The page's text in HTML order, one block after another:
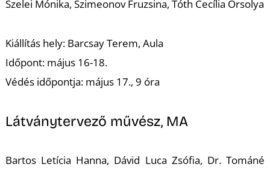
Szelei Mónika, Szimeonov Fruzsina, Tóth Cecília Orsolya
Kiállítás hely: Barcsay Terem, Aula
Időpont: május 16-18.
Védés időpontja: május 17., 9 óra
Látványtervező művész, MA
Bartos Letícia Hanna, Dávid Luca Zsófia, Dr. Tománé